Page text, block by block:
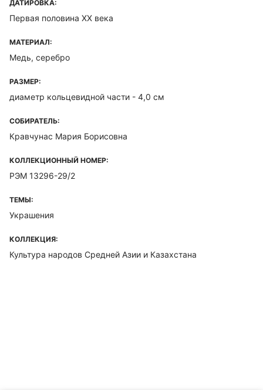
ДАТИРОВКА:
Первая половина XX века
МАТЕРИАЛ:
Медь, серебро
РАЗМЕР:
диаметр кольцевидной части - 4,0 см
СОБИРАТЕЛЬ:
Кравчунас Мария Борисовна
КОЛЛЕКЦИОННЫЙ НОМЕР:
РЭМ 13296-29/2
ТЕМЫ:
Украшения
КОЛЛЕКЦИЯ:
Культура народов Средней Азии и Казахстана